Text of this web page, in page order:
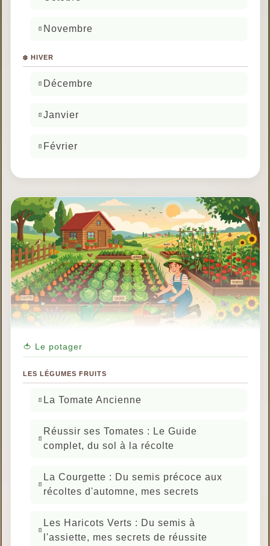
Novembre
❄️ HIVER
Décembre
Janvier
Février
🍅 Le potager
LES LÉGUMES FRUITS
La Tomate Ancienne
Réussir ses Tomates : Le Guide
complet, du sol à la récolte
La Courgette : Du semis précoce aux
récoltes d'automne, mes secrets
Les Haricots Verts : Du semis à
l'assiette, mes secrets de réussite